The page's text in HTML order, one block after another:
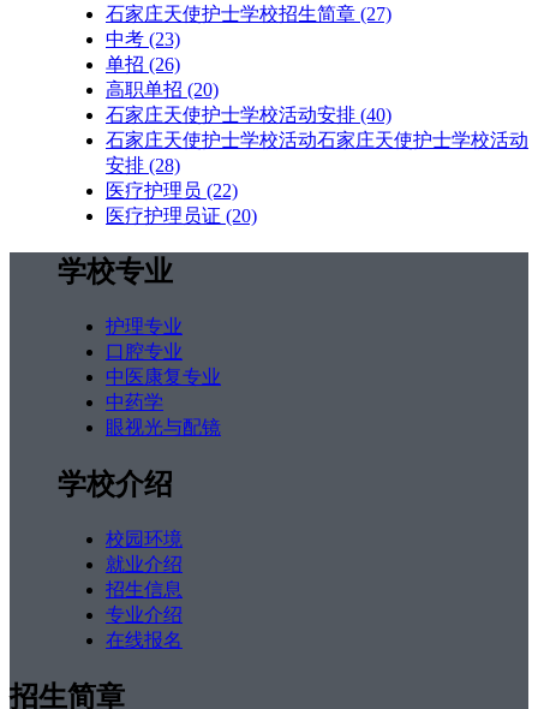
石家庄天使护士学校招生简章 (27)
中考 (23)
单招 (26)
高职单招 (20)
石家庄天使护士学校活动安排 (40)
石家庄天使护士学校活动石家庄天使护士学校活动
安排 (28)
医疗护理员 (22)
医疗护理员证 (20)
学校专业
护理专业
口腔专业
中医康复专业
中药学
眼视光与配镜
学校介绍
校园环境
就业介绍
招生信息
专业介绍
在线报名
招生简章